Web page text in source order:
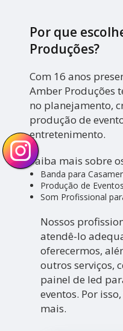
Por que
Produções?
Com 16 anos
Amber Produções
no planejamento,
produção de
entretenimento.
Saiba mais sobre
Banda para
Produção de Eventos
Som Profissional
Nossos
atendê-lo
oferecermos,
outros serviços,
painel de led
eventos. Por
mais.